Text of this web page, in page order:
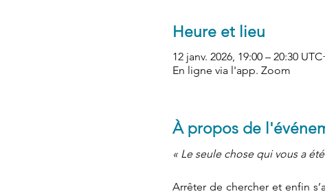
Heure et lieu
12 janv. 2026, 19:00 – 20:30
En ligne via l'app. Zoom
À propos de
« Le seule chose qui vous a
Arrêter de chercher et enfin